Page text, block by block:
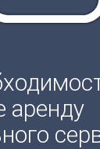
аренду